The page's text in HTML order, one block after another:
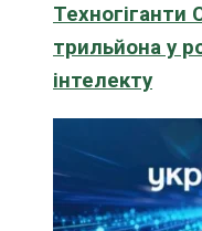
трильйона у
інтелекту